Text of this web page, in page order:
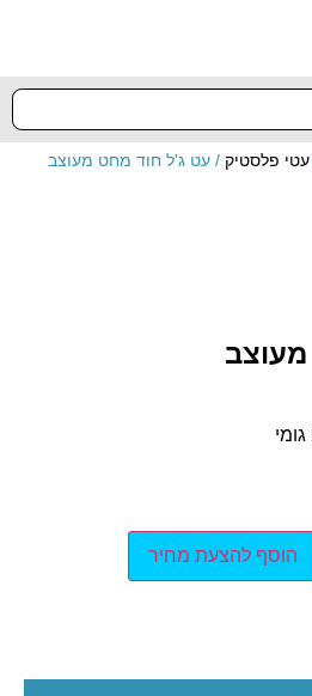
עטי פלסטיק / עט ג'ל חוד מחט מעוצב
הוסף להצעת מחיר